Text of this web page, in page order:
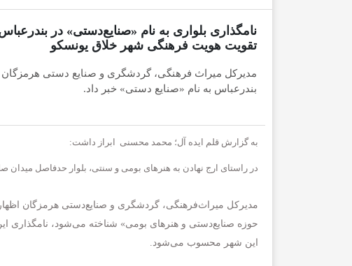
نامگذاری بلواری به نام «صنایع‌دستی» در
تقویت هویت فرهنگی شهر خلاق یونسکو
مدیرکل میراث فرهنگی، گردشگری و صنایع دستی هرمزگان
بندرعباس به نام «صنایع دستی» خبر داد.
به گزارش قلم ایده آل؛ محمد محسنی ابراز داشت:
در راستای ارج نهادن به هنرهای بومی و سنتی، بلوار حدفاصل میدان
مدیرکل میراث‌فرهنگی، گردشگری و صنایع‌دستی هرمزگان
حوزه صنایع‌دستی و هنرهای بومی» شناخته می‌شود، نامگذاری
این شهر محسوب می‌شود.